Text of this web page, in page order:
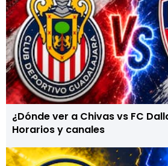
¿Dónde ver a Chivas vs FC
Horarios y canales